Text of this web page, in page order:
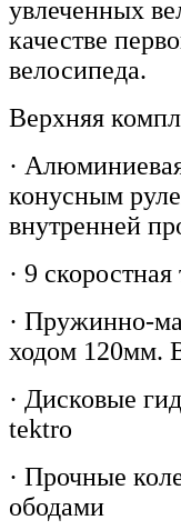
увлеченных
качестве
велосипеда.
Верхняя
·
конусным
внутренней
· 9
· Пружинно-
ходом 120мм.
· Дисковые
tektro
· Прочные
ободами